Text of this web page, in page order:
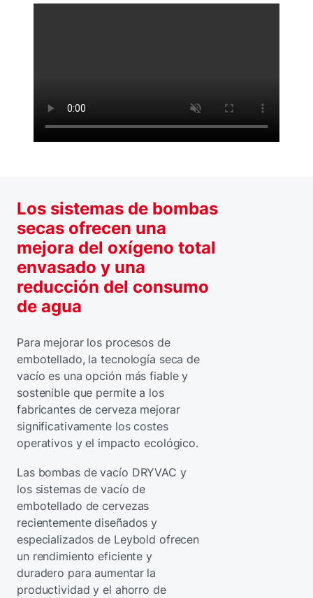
Los sistemas de bombas
secas ofrecen una
mejora del oxígeno total
envasado y una
reducción del consumo
de agua
Para mejorar los procesos de
embotellado, la tecnología seca de
vacío es una opción más fiable y
sostenible que permite a los
fabricantes de cerveza mejorar
significativamente los costes
operativos y el impacto ecológico.
Las bombas de vacío DRYVAC y
los sistemas de vacío de
embotellado de cervezas
recientemente diseñados y
especializados de Leybold ofrecen
un rendimiento eficiente y
duradero para aumentar la
productividad y el ahorro de